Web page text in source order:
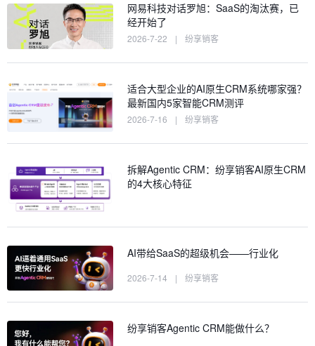
网易科技对话罗旭：SaaS的淘汰赛，已
经开始了
2026-7-22 | 纷享销客
适合大型企业的AI原生CRM系统哪家强？
最新国内5家智能CRM测评
2026-7-16 | 纷享销客
拆解Agentic CRM：纷享销客AI原生CRM
的4大核心特征
AI带给SaaS的超级机会——行业化
2026-7-14 | 纷享销客
纷享销客Agentic CRM能做什么？